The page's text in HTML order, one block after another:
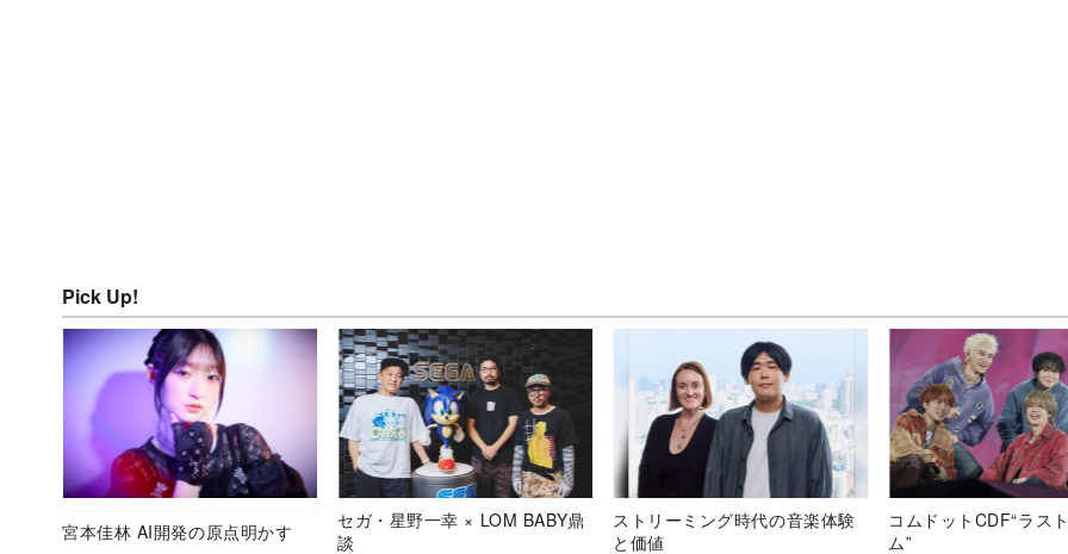
Pick Up!
宮本佳林 AI開発の原点明かす
セガ・星野一幸 × LOM BABY鼎
談
ストリーミング時代の音楽体験
と価値
コムドットCDF“ラス
ム”